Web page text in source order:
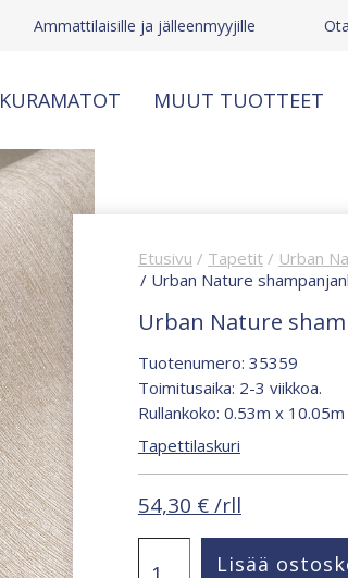
Ammattilaisille ja jälleenmyyjille
KURAMATOT MUUT TUOTTEET
Etusivu / Tapetit / Urban
/ Urban Nature
Urban Nature
Tuotenumero: 35359
Toimitusaika: 2-3 viikkoa.
Rullankoko: 0.53m x 10.05m
Tapettilaskuri
54,30 € /rll
Nature
Lisää